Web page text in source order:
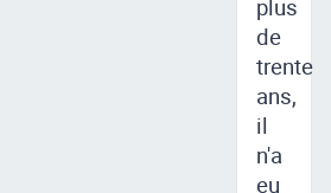
plus
de
trente
ans,
il
n'a
eu